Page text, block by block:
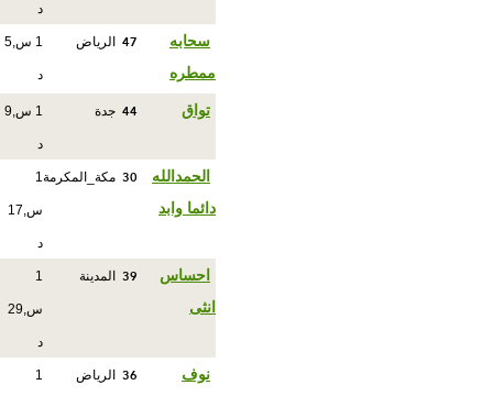
د
سحابه
ممطره
47 الرياض 1 س,5
د
تواق 44 جدة 1 س,9
د
الحمدالله
دائما وابد
30 مكة_المكرمة1
س,17
د
احساس
انثى
39 المدينة 1
س,29
د
نوف
36 الرياض 1